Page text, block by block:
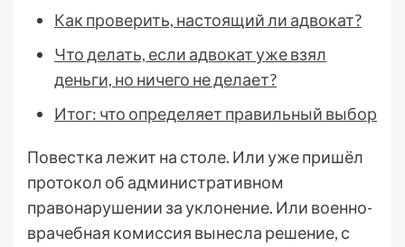
Как проверить, настоящий ли адвокат?
Что делать, если адвокат уже взял
деньги, но ничего не делает?
Итог: что определяет правильный выбор
Повестка лежит на столе. Или уже пришёл
протокол об административном
правонарушении за уклонение. Или военно-
врачебная комиссия вынесла решение, с